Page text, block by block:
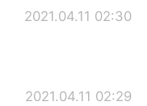
2021.04.11 02:30
2021.04.11 02:29